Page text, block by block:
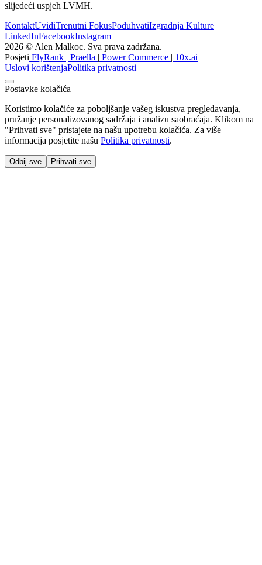
slijedeći uspjeh LVMH.
KontaktUvidiTrenutni FokusPoduhvatiIzgradnja Kulture
LinkedInFacebookInstagram
2026 © Alen Malkoc. Sva prava zadržana.
Posjeti FlyRank | Praella | Power Commerce | 10x.ai
Uslovi korištenjaPolitika privatnosti
Postavke kolačića
Koristimo kolačiće za poboljšanje vašeg iskustva pregledavanja,
pružanje personalizovanog sadržaja i analizu saobraćaja. Klikom na
"Prihvati sve" pristajete na našu upotrebu kolačića. Za više
informacija posjetite našu Politika privatnosti.
Odbij sve Prihvati sve